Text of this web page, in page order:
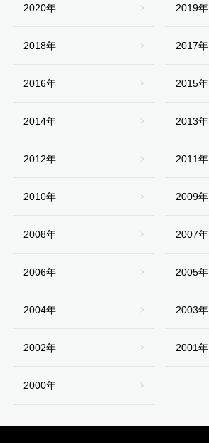
2020年 2019年
2018年 2017年
2016年 2015年
2014年 2013年
2012年 2011年
2010年 2009年
2008年 2007年
2006年 2005年
2004年 2003年
2002年 2001年
2000年